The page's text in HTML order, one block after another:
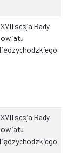
sesja Rady
sesja Rady